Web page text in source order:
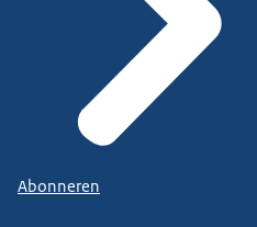
Abonneren